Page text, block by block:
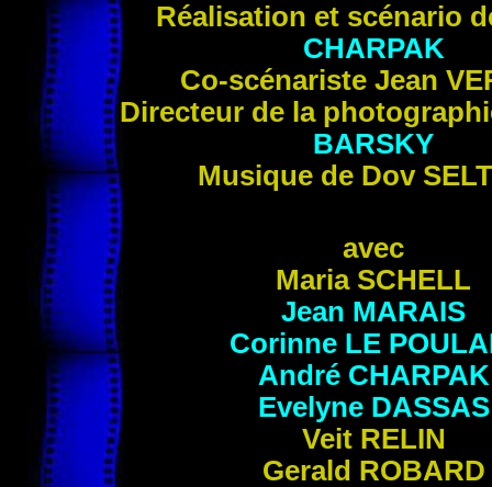
Réalisation et scénario
CHARPAK
Co-scénariste Jean
Directeur de la
BARSKY
Musique de Dov
avec
Maria SCHELL
Jean MARAIS
Corinne LE
André CHARPAK
Evelyne DASSAS
Veit RELIN
Gerald ROBARD